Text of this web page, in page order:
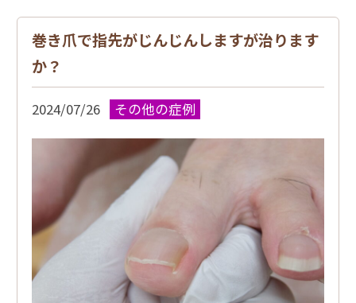
巻き爪で指先がじんじんしますが治ります
か？
2024/07/26 その他の症例